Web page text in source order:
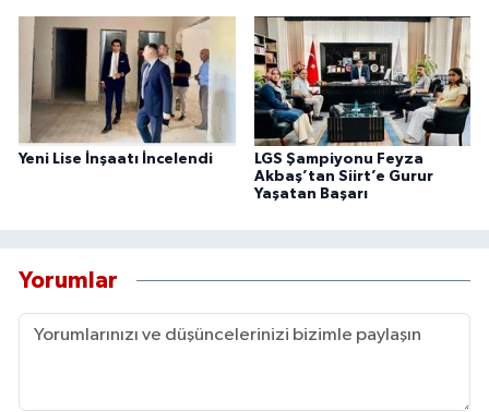
Yeni Lise İnşaatı İncelendi
LGS Şampiyonu Feyza
Akbaş’tan Siirt’e Gurur
Yaşatan Başarı
Yorumlar